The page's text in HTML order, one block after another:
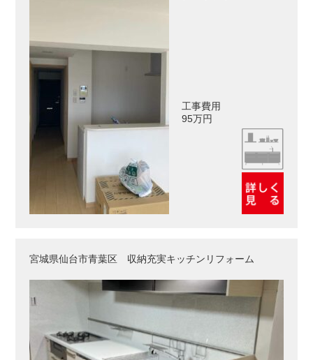
工事費用
95万円
宮城県仙台市青葉区 収納充実キッチンリフォーム